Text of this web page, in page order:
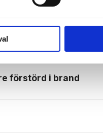
förstörd i brand